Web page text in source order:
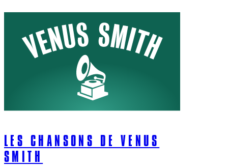
LES CHANSONS DE VENUS
SMITH